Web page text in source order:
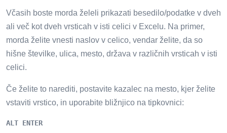
Včasih boste morda želeli prikazati besedilo/podatke v dveh
ali več kot dveh vrsticah v isti celici v Excelu. Na primer,
morda želite vnesti naslov v celico, vendar želite, da so
hišne številke, ulica, mesto, država v različnih vrsticah v isti
celici.
Če želite to narediti, postavite kazalec na mesto, kjer želite
vstaviti vrstico, in uporabite bližnjico na tipkovnici:
ALT ENTER